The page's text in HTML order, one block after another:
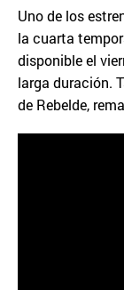
Uno de los
la cuarta
disponible el
larga duración.
de Rebelde,